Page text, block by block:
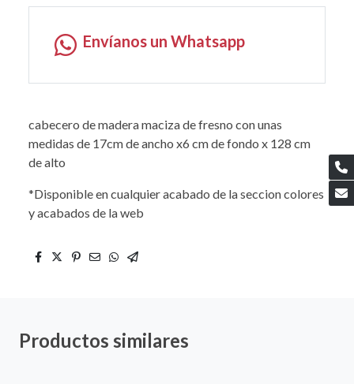
Envíanos un Whatsapp
cabecero de madera maciza de fresno con unas
medidas de 17cm de ancho x6 cm de fondo x 128 cm
de alto
*Disponible en cualquier acabado de la seccion colores
y acabados de la web
Productos similares